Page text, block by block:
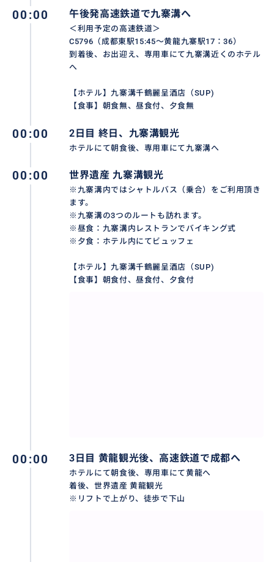
おすすめ
人間天堂と称賛される世界遺産「九寨溝」は人生で一
00:00 午後発高速鉄道で九寨溝へ
＜利用予定の高速鉄道＞
C5796（成都東駅15:45～黄龍九寨駅17：36）
到着後、お出迎え、専用車にて九寨溝近くのホテル
へ
【ホテル】九寨溝千鶴麗呈酒店（SUP)
【食事】朝食無、昼食付、夕食無
00:00 2日目 終日、九寨溝観光
ホテルにて朝食後、専用車にて九寨溝へ
00:00 世界遺産 九寨溝観光
※九寨溝内ではシャトルバス（乗合）をご利用頂き
ます。
※九寨溝の3つのルートも訪れます。
※昼食：九寨溝内レストランでバイキング式
※夕食：ホテル内にてビュッフェ
【ホテル】九寨溝千鶴麗呈酒店（SUP)
【食事】朝食付、昼食付、夕食付
00:00 3日目 黄龍観光後、高速鉄道で成都へ
ホテルにて朝食後、専用車にて黄龍へ
着後、世界遺産 黄龍観光
※リフトで上がり、徒歩で下山